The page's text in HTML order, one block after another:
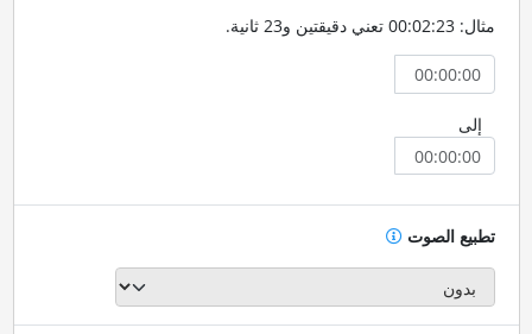
مثال: 00:02:23 تعني دقيقتين و23 ثانية.
إلى
تطبيع الصوت